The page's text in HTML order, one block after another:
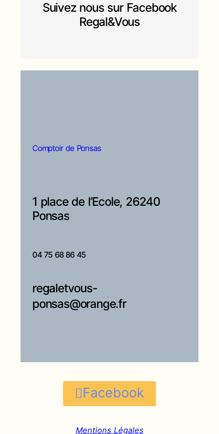
Suivez nous sur Facebook
Regal&Vous
Comptoir de Ponsas
1 place de l’Ecole, 26240
Ponsas
04 75 68 86 45
regaletvous-
ponsas@orange.fr
Facebook
Mentions Légales